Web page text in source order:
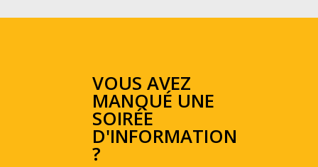
VOUS AVEZ
MANQUÉ UNE
SOIRÉE
D'INFORMATION
?